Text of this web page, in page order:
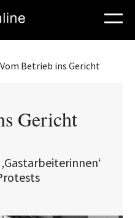
Vom Betrieb ins Gericht
Gericht